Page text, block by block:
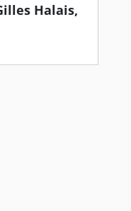
Halais,